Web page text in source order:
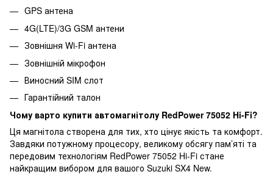
GPS антена
4G(LTE)/3G GSM антени
Зовнішня Wi-Fi антена
Зовнішній мікрофон
Виносний SIM слот
Гарантійний талон
Чому варто купити автомагнітолу RedPower 75052 Hi-Fi?
Ця магнітола створена для тих, хто цінує якість та комфорт.
Завдяки потужному процесору, великому обсягу пам’яті та
передовим технологіям RedPower 75052 Hi-Fi стане
найкращим вибором для вашого Suzuki SX4 New.